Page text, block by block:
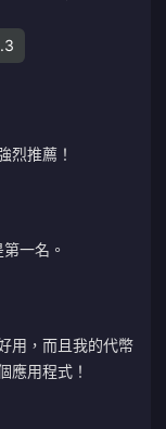
烈推薦！
一名。
用，而且我的代幣
應用程式！